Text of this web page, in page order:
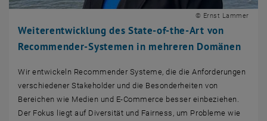
Weiterentwicklung des State-of-the-Art von
Recommender-Systemen in mehreren Domänen
© Ernst Lammer
Wir entwickeln Recommender Systeme, die die Anforderungen
verschiedener Stakeholder und die Besonderheiten von
Bereichen wie Medien und E-Commerce besser einbeziehen.
Der Fokus liegt auf Diversität und Fairness, um Probleme wie